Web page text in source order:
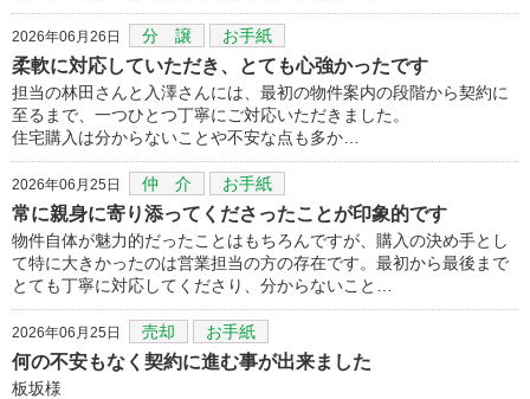
2026年06月26日 分 譲 お手紙
柔軟に対応していただき、とても心強かったです
担当の林田さんと入澤さんには、最初の物件案内の段階から契約に
至るまで、一つひとつ丁寧にご対応いただきました。
住宅購入は分からないことや不安な点も多か…
2026年06月25日 仲 介 お手紙
常に親身に寄り添ってくださったことが印象的です
物件自体が魅力的だったことはもちろんですが、購入の決め手とし
て特に大きかったのは営業担当の方の存在です。最初から最後まで
とても丁寧に対応してくださり、分からないこと…
2026年06月25日 売却 お手紙
何の不安もなく契約に進む事が出来ました
板坂様